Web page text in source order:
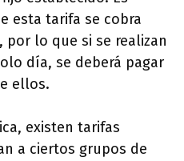
esta tarifa se cobra
por lo que si se realizan
día, se deberá pagar
ellos.
existen tarifas
a ciertos grupos de